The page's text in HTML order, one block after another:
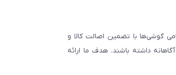
گوشی‌ها با تضمین اصالت کالا و
داشته باشند. هدف ما ارائه